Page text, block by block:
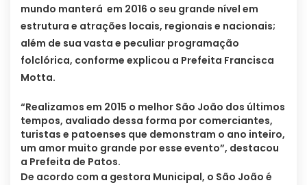
mundo manterá em 2016 o seu grande nível em
estrutura e atrações locais, regionais e nacionais;
além de sua vasta e peculiar programação
folclórica, conforme explicou a Prefeita Francisca
Motta.
“Realizamos em 2015 o melhor São João dos últimos
tempos, avaliado dessa forma por comerciantes,
turistas e patoenses que demonstram o ano inteiro,
um amor muito grande por esse evento”, destacou
a Prefeita de Patos.
De acordo com a gestora Municipal, o São João é